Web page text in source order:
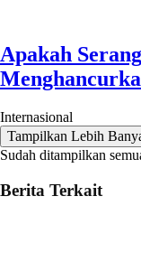
Apakah
Internasional
Tampilkan Lebih
Sudah ditampilkan
Berita Terkait